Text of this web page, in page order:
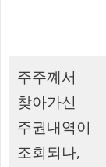
주주꼐서
찾아가신
주권내역이
조회되나,